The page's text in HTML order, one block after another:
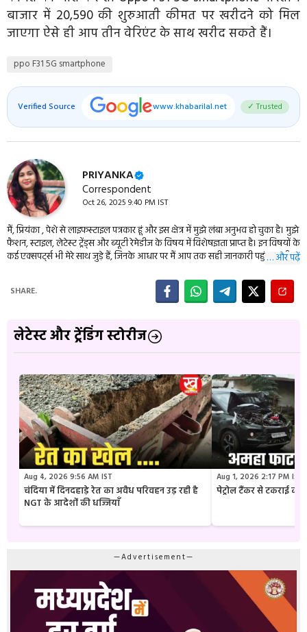
बाजार में ₹20,590 की शुरुआती कीमत पर खरीदने को मिल
जाएगा ऐसे ही आप तीन वेरिएंट के साथ खरीद सकते हैं।
ppo F31 5G smartphone
Verified Source www.khabarilal.net ✓ Trusted
PRIYANKA
Correspondent
Oct 26, 2025 9:40 PM IST
मैं, प्रियंका , पेशे से लाइफस्‍टाइल पत्रकार हूं और इस क्षेत्र में मुझे लंबा अनुभव हो चुका है। मुझे
फैशन, स्‍टाइल, लेटेस्‍ट ट्रेंड्स और ब्‍यूटी रेमेडीज के विषय में विशेषज्ञता प्राप्‍त है। इन विषयों के
कई एक्‍सपर्ट्स भी मेरे साथ जुड़े हैं, जिनके आधार पर मैं आप तक सही जानकारी पहुंचा पाती हूं।
मेरी बताई टिप्‍स आपको हरपल अप-टू-डेट रहने और अपकी लाइफस्‍टाइल को स्‍टाइलिश बनाने
में मदद करेंगी।
… और पढ़ें
SHARE.
लेटेस्ट और ट्रेंडिंग स्टोरीज
Aug 4, 2026 9:56 AM IST
चंदिया में दिनदहाड़े रेत का अवैध परिवहन उड़ रही है
NGT के आदेशों की धज्जियाँ
Aug 1, 2026 2:17 PM IST
पेट्रोल टैंकर से टकराई
—Advertisement—